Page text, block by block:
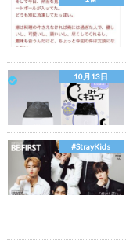
10月13日
#StrayKids